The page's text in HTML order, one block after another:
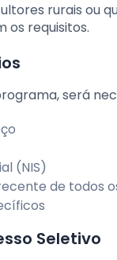
rurais ou
os requisitos.
será
(NIS)
de todos
Seletivo